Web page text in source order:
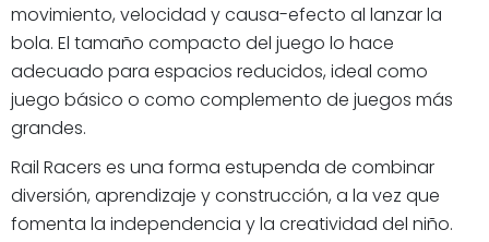
movimiento, velocidad y causa-efecto al lanzar la
bola. El tamaño compacto del juego lo hace
adecuado para espacios reducidos, ideal como
juego básico o como complemento de juegos más
grandes.
Rail Racers es una forma estupenda de combinar
diversión, aprendizaje y construcción, a la vez que
fomenta la independencia y la creatividad del niño.